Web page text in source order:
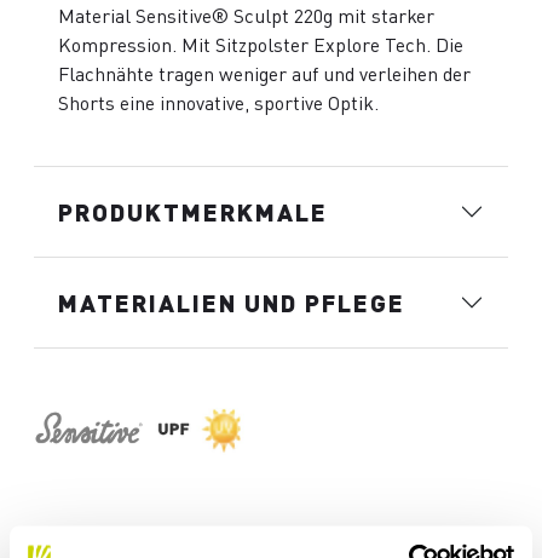
Material Sensitive® Sculpt 220g mit starker
Kompression. Mit Sitzpolster Explore Tech. Die
Flachnähte tragen weniger auf und verleihen der
Shorts eine innovative, sportive Optik.
PRODUKTMERKMALE
MATERIALIEN UND PFLEGE